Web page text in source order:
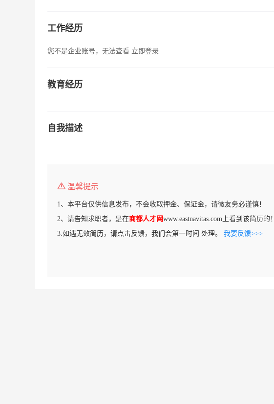
工作经历
您不是企业账号，无法查看 立即登录
教育经历
自我描述
温馨提示
1、本平台仅供信息发布，不会收取押金、保证金，请微友务必谨慎！
2、请告知求职者，是在商都人才网www.eastnavitas.com上看到该简历的！
3.如遇无效简历，请点击反馈，我们会第一时间 处理。 我要反馈>>>